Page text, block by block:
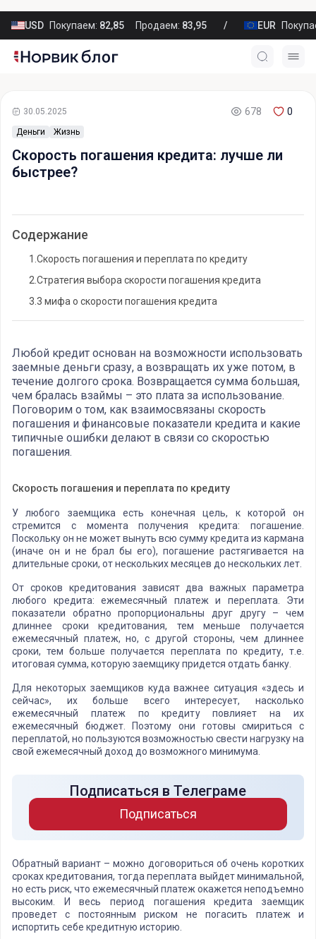
USD Покупаем: 82,85 Продаем: 83,95 EUR
Деньги Жизнь
30.05.2025 678 0
Скорость погашения кредита: лучше ли
быстрее?
Содержание
1. Скорость погашения и переплата по кредиту
2. Стратегия выбора скорости погашения кредита
3. 3 мифа о скорости погашения кредита
Любой кредит основан на возможности использовать
заемные деньги сразу, а возвращать их уже потом, в
течение долгого срока. Возвращается сумма большая,
чем бралась взаймы – это плата за использование.
Поговорим о том, как взаимосвязаны скорость
погашения и финансовые показатели кредита и какие
типичные ошибки делают в связи со скоростью
погашения.
Скорость погашения и переплата по кредиту
У любого заемщика есть конечная цель, к которой он
стремится с момента получения кредита: погашение.
Поскольку он не может вынуть всю сумму кредита из кармана
(иначе он и не брал бы его), погашение растягивается на
длительные сроки, от нескольких месяцев до нескольких лет.
От сроков кредитования зависят два важных параметра
любого кредита: ежемесячный платеж и переплата. Эти
показатели обратно пропорциональны друг другу – чем
длиннее сроки кредитования, тем меньше получается
ежемесячный платеж, но, с другой стороны, чем длиннее
сроки, тем больше получается переплата по кредиту, т.е.
итоговая сумма, которую заемщику придется отдать банку.
Для некоторых заемщиков куда важнее ситуация «здесь и
сейчас», их больше всего интересует, насколько
ежемесячный платеж по кредиту повлияет на их
ежемесячный бюджет. Поэтому они готовы смириться с
переплатой, но пользуются возможностью свести нагрузку на
свой ежемесячный доход до возможного минимума.
Подписаться в Телеграме
Подписаться
Обратный вариант – можно договориться об очень коротких
сроках кредитования, тогда переплата выйдет минимальной,
но есть риск, что ежемесячный платеж окажется неподъемно
высоким. И весь период погашения кредита заемщик
проведет с постоянным риском не погасить платеж и
испортить себе кредитную историю.